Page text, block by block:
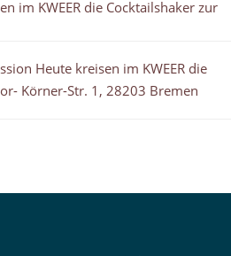
im KWEER die Cocktailshaker zur
Heute kreisen im KWEER die
Körner-Str. 1, 28203 Bremen